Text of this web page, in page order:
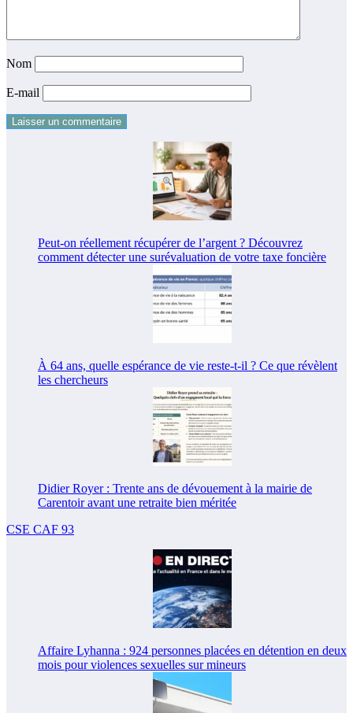
Nom
E-mail
Peut-on réellement récupérer de l’argent ? Découvrez
comment détecter une surévaluation de votre taxe foncière
À 64 ans, quelle espérance de vie reste-t-il ? Ce que révèlent
les chercheurs
Didier Royer : Trente ans de dévouement à la mairie de
Carentoir avant une retraite bien méritée
CSE CAF 93
Affaire Lyhanna : 924 personnes placées en détention en deux
mois pour violences sexuelles sur mineurs